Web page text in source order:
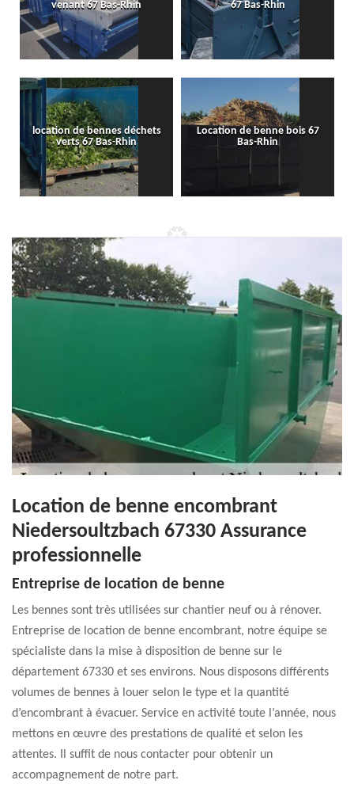
venant 67 Bas-Rhin
67 Bas-Rhin
location de bennes déchets
verts 67 Bas-Rhin
Location de benne bois 67
Bas-Rhin
Location de benne encombrant
Niedersoultzbach 67330 Assurance
professionnelle
Entreprise de location de benne
Les bennes sont très utilisées sur chantier neuf ou à rénover.
Entreprise de location de benne encombrant, notre équipe se
spécialiste dans la mise à disposition de benne sur le
département 67330 et ses environs. Nous disposons différents
volumes de bennes à louer selon le type et la quantité
d’encombrant à évacuer. Service en activité toute l’année, nous
mettons en œuvre des prestations de qualité et selon les
attentes. Il suffit de nous contacter pour obtenir un
accompagnement de notre part.